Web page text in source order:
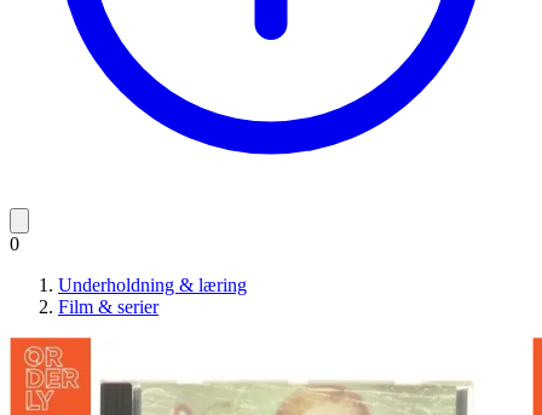
0
Underholdning & læring
Film & serier